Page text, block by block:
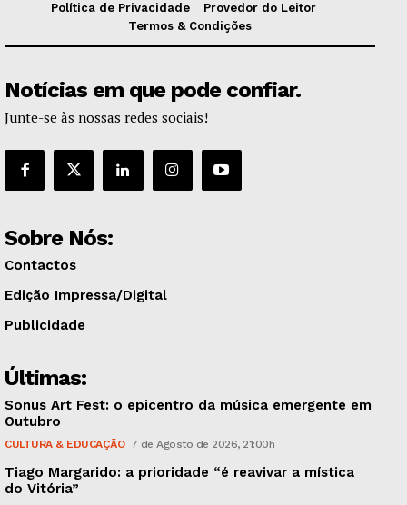
Política de Privacidade
Provedor do Leitor
Termos & Condições
Notícias em que pode confiar.
Junte-se às nossas redes sociais!
Sobre Nós:
Contactos
Edição Impressa/Digital
Publicidade
Últimas:
Sonus Art Fest: o epicentro da música emergente em
Outubro
CULTURA & EDUCAÇÃO 7 de Agosto de 2026, 21:00h
Tiago Margarido: a prioridade “é reavivar a mística
do Vitória”